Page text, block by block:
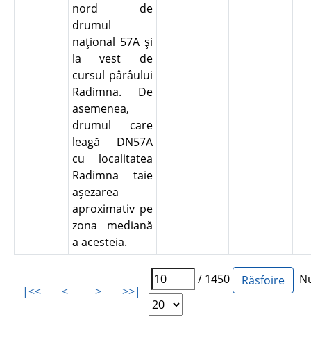
nord de
drumul
naţional 57A şi
la vest de
cursul pârâului
Radimna. De
asemenea,
drumul care
leagă DN57A
cu localitatea
Radimna taie
aşezarea
aproximativ pe
zona mediană
a acesteia.
|<< < > >>|
/ 1450